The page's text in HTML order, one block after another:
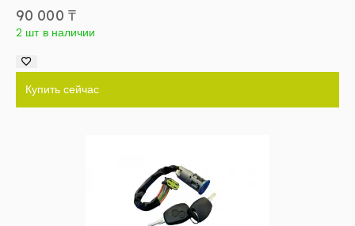
90 000 ₸
2 шт в наличии
Купить сейчас